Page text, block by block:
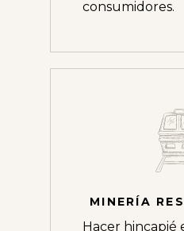
consumidores.
MINERÍA
Hacer hincapié